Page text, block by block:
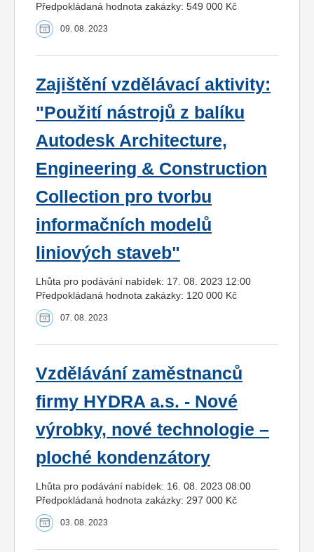
Předpokládaná hodnota zakázky: 549 000 Kč
09. 08. 2023
Zajištění vzdělávací aktivity:
"Použití nástrojů z balíku
Autodesk Architecture,
Engineering & Construction
Collection pro tvorbu
informačních modelů
liniových staveb"
Lhůta pro podávání nabídek: 17. 08. 2023 12:00
Předpokládaná hodnota zakázky: 120 000 Kč
07. 08. 2023
Vzdělávání zaměstnanců
firmy HYDRA a.s. - Nové
výrobky, nové technologie –
ploché kondenzátory
Lhůta pro podávání nabídek: 16. 08. 2023 08:00
Předpokládaná hodnota zakázky: 297 000 Kč
03. 08. 2023